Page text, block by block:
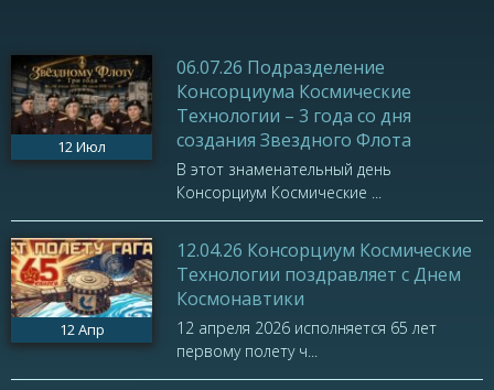
12Июл
06.07.26 Подразделение
Консорциума Космические
Технологии – 3 года со дня
создания Звездного Флота
В этот знаменательный день
Консорциум Космические ...
12Апр
12.04.26 Консорциум Космические
Технологии поздравляет с Днем
Космонавтики
12 апреля 2026 исполняется 65 лет
первому полету ч...